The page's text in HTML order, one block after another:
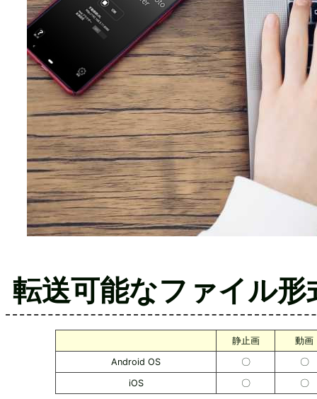
転送可能なファイル形
静止画
動画
Android OS
〇
〇
iOS
〇 〇